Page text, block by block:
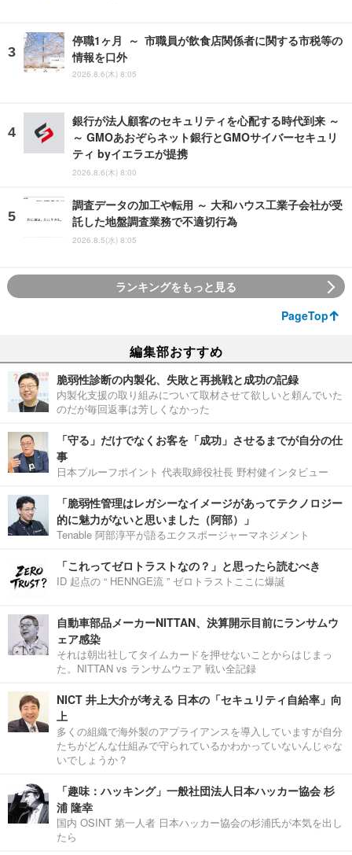
停職1ヶ月 ～ 市職員が飲食店関係者に関する市税等の
情報を口外
2026.8.6(木) 8:05
銀行が法人顧客のセキュリティを心配する時代到来 ～
～ GMOあおぞらネット銀行とGMOサイバーセキュリ
ティ byイエラエが提携
2026.8.6(木) 8:00
調査データの加工や転用 ～ 大和ハウス工業子会社が受
託した地盤調査業務で不適切行為
2026.8.5(水) 8:05
ランキングをもっと見る
PageTop
編集部おすすめ
脆弱性診断の内製化、失敗と再挑戦と成功の記録
内製化支援の取り組みについて取材させて欲しいと頼んでいた
のだが毎回返事は芳しくなかった
「守る」だけでなくお客を「成功」させるまでが自分の仕
事
日本プルーフポイント 代表取締役社長 野村健インタビュー
「脆弱性管理はレガシーなイメージがあってテクノロジー
的に魅力がないと思いました（阿部）」
Tenable 阿部淳平が語るエクスポージャーマネジメント
「これってゼロトラストなの？」と思ったら読むべき
ID 起点の “ HENNGE流 ” ゼロトラストここに爆誕
自動車部品メーカーNITTAN、決算開示目前にランサムウ
ェア感染
それは朝出社してタイムカードを押せないことからはじまっ
た。NITTAN vs ランサムウェア 戦い全記録
NICT 井上大介が考える 日本の「セキュリティ自給率」向
上
多くの組織で海外製のアプライアンスを導入していますが自分
たちがどんな仕組みで守られているかわかっていないんじゃな
いでしょうか？
「趣味：ハッキング」一般社団法人日本ハッカー協会 杉
浦 隆幸
国内 OSINT 第一人者 日本ハッカー協会の杉浦氏が本気を出し
たら